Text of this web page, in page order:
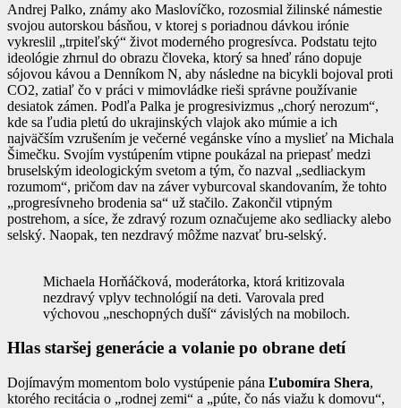
Andrej Palko, známy ako Maslovíčko, rozosmial žilinské námestie
svojou autorskou básňou, v ktorej s poriadnou dávkou irónie
vykreslil „trpiteľský“ život moderného progresívca. Podstatu tejto
ideológie zhrnul do obrazu človeka, ktorý sa hneď ráno dopuje
sójovou kávou a Denníkom N, aby následne na bicykli bojoval proti
CO2, zatiaľ čo v práci v mimovládke rieši správne používanie
desiatok zámen. Podľa Palka je progresivizmus „chorý nerozum“,
kde sa ľudia pletú do ukrajinských vlajok ako múmie a ich
najväčším vzrušením je večerné vegánske víno a myslieť na Michala
Šimečku. Svojím vystúpením vtipne poukázal na priepasť medzi
bruselským ideologickým svetom a tým, čo nazval „sedliackym
rozumom“, pričom dav na záver vyburcoval skandovaním, že tohto
„progresívneho brodenia sa“ už stačilo. Zakončil vtipným
postrehom, a síce, že zdravý rozum označujeme ako sedliacky alebo
selský. Naopak, ten nezdravý môžme nazvať bru-selský.
Michaela Horňáčková, moderátorka, ktorá kritizovala
nezdravý vplyv technológií na deti. Varovala pred
výchovou „neschopných duší“ závislých na mobiloch.
Hlas staršej generácie a volanie po obrane detí
Dojímavým momentom bolo vystúpenie pána Ľubomíra Shera,
ktorého recitácia o „rodnej zemi“ a „púte, čo nás viažu k domovu“,